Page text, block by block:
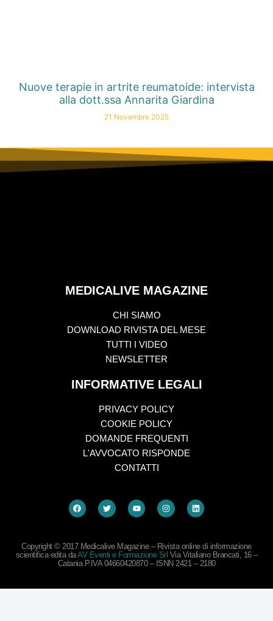
Nuove terapie in artrite reumatoide: intervista
alla dott.ssa Annarita Giardina
21 Novembre 2025
MEDICALIVE MAGAZINE
CHI SIAMO
DOWNLOAD RIVISTA DEL MESE
TUTTI I VIDEO
NEWSLETTER
INFORMATIVE LEGALI
PRIVACY POLICY
COOKIE POLICY
DOMANDE FREQUENTI
L'AVVOCATO RISPONDE
CONTATTI
Copyright © 2017 Medicalive Magazine – Rivista online di informazione
scientifica edita daAV Eventi e Formazione Srl Via Vitaliano Brancati, 16 –
Catania P.IVA 04660420870 – ISNN 2421 – 2180